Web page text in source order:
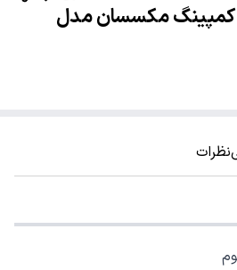
کمپینگ مکسسان مدل
نظرات